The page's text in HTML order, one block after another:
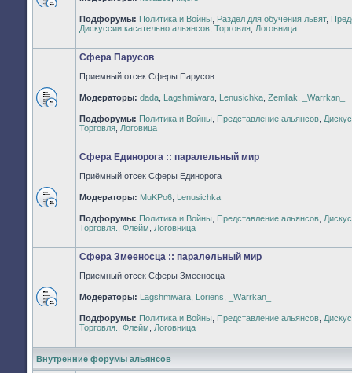
непрочитанных
сообщений
Подфорумы: Политика и Войны Раздел для обучения львят,
Дискуссии касательно альянсов Торговля Логовница
непрочитанных
сообщений
Сфера Парусов
Приемный отсек Сферы Парусов
Модераторы: dada Lagshmiwara Lenusichka Zemliak _Warrkan_
Подфорумы: Политика и Войны Представление альянсов
Торговля Логовица
непрочитанных
сообщений
Сфера Единорога :: паралельный мир
Приёмный отсек Сферы Единорога
Модераторы: MuKPo6 Lenusichka
Подфорумы: Политика и Войны Представление альянсов
Торговля.
Флейм Логовница
непрочитанных
сообщений
Сфера Змееносца :: паралельный мир
Приемный отсек Сферы Змееносца
Модераторы: Lagshmiwara Loriens _Warrkan_
Подфорумы: Политика и Войны Представление альянсов
Торговля.
Флейм Логовница
Внутренние форумы альянсов